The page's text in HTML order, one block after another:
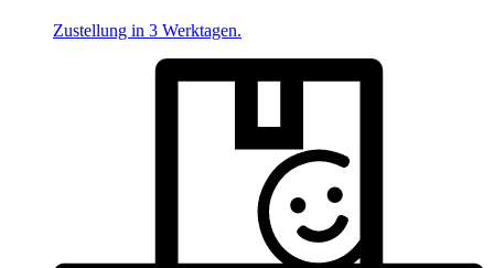
Zustellung in 3 Werktagen.